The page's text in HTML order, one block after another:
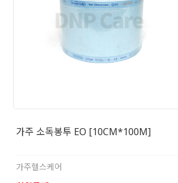
가주 소독봉투 EO [10CM*100M]
가주헬스케어